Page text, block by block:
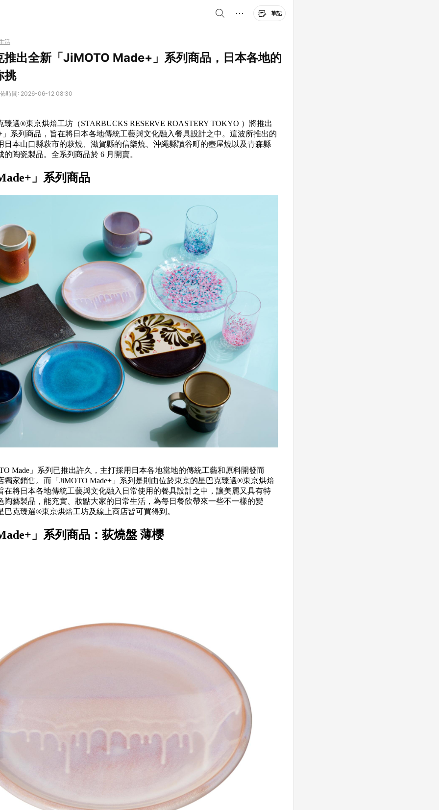
筆記
活
推出全新「JiMOTO Made+」系列商品，日本各地的
挑
時間: 2026-06-12 08:30
臻選®東京烘焙工坊（STARBUCKS RESERVE ROASTERY TOKYO ）將推出
」系列商品，旨在將日本各地傳統工藝與文化融入餐具設計之中。這波所推出的
日本山口縣萩市的萩燒、滋賀縣的信樂燒、沖繩縣讀谷町的壺屋燒以及青森縣
的陶瓷製品。全系列商品於 6 月開賣。
」系列商品
Made」系列已推出許久，主打採用日本各地當地的傳統工藝和原料開發而
獨家銷售。而「JiMOTO Made+」系列是則由位於東京的星巴克臻選®東京烘焙
在將日本各地傳統工藝與文化融入日常使用的餐具設計之中，讓美麗又具有特
陶藝製品，能充實、妝點大家的日常生活，為每日餐飲帶來一些不一樣的變
巴克臻選®東京烘焙工坊及線上商店皆可買得到。
」系列商品：荻燒盤 薄櫻